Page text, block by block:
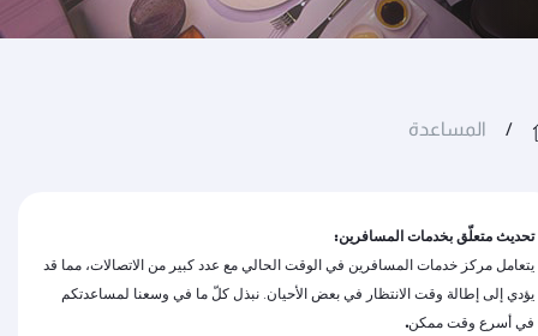
المساعدة
تحديث متعلّق بخدمات المسافرين:
يتعامل مركز خدمات المسافرين في الوقت الحالي مع عدد كبير من الاتصالات، مما قد
يؤدي إلى إطالة وقت الانتظار في بعض الأحيان. نبذل كلّ ما في وسعنا لمساعدتكم
في أسرع وقت ممكن.